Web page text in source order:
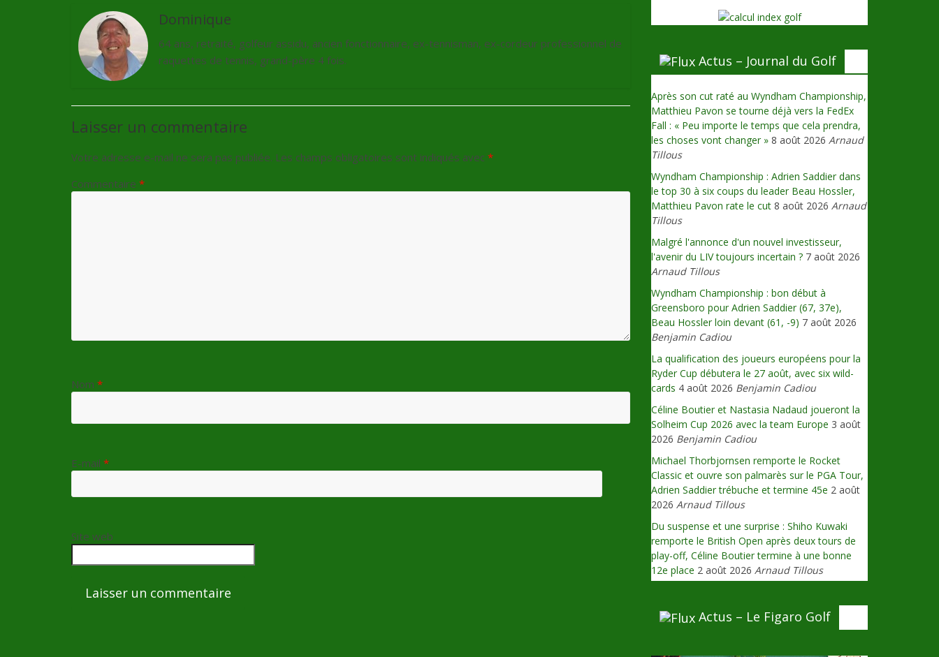
Dominique
64 ans, retraité, golfeur assidu, ancien fonctionnaire, ex-tennisman, ex-cordeur professionnel de
raquettes de tennis, grand-père 4 fois.
Laisser un commentaire
Votre adresse e-mail ne sera pas publiée. Les champs obligatoires sont indiqués avec *
Commentaire *
Nom *
E-mail *
Site web
Actus – Journal du Golf
Après son cut raté au Wyndham Championship,
Matthieu Pavon se tourne déjà vers la FedEx
Fall : « Peu importe le temps que cela prendra,
les choses vont changer » 8 août 2026 Arnaud
Tillous
Wyndham Championship : Adrien Saddier dans
le top 30 à six coups du leader Beau Hossler,
Matthieu Pavon rate le cut 8 août 2026 Arnaud
Tillous
Malgré l'annonce d'un nouvel investisseur,
l'avenir du LIV toujours incertain ? 7 août 2026
Arnaud Tillous
Wyndham Championship : bon début à
Greensboro pour Adrien Saddier (67, 37e),
Beau Hossler loin devant (61, -9) 7 août 2026
Benjamin Cadiou
La qualification des joueurs européens pour la
Ryder Cup débutera le 27 août, avec six wild-
cards 4 août 2026 Benjamin Cadiou
Céline Boutier et Nastasia Nadaud joueront la
Solheim Cup 2026 avec la team Europe 3 août
2026 Benjamin Cadiou
Michael Thorbjornsen remporte le Rocket
Classic et ouvre son palmarès sur le PGA Tour,
Adrien Saddier trébuche et termine 45e 2 août
2026 Arnaud Tillous
Du suspense et une surprise : Shiho Kuwaki
remporte le British Open après deux tours de
play-off, Céline Boutier termine à une bonne
12e place 2 août 2026 Arnaud Tillous
Actus – Le Figaro Golf